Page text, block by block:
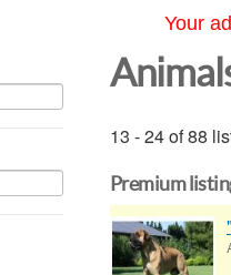
Your
13 - 24 of 88
Premium